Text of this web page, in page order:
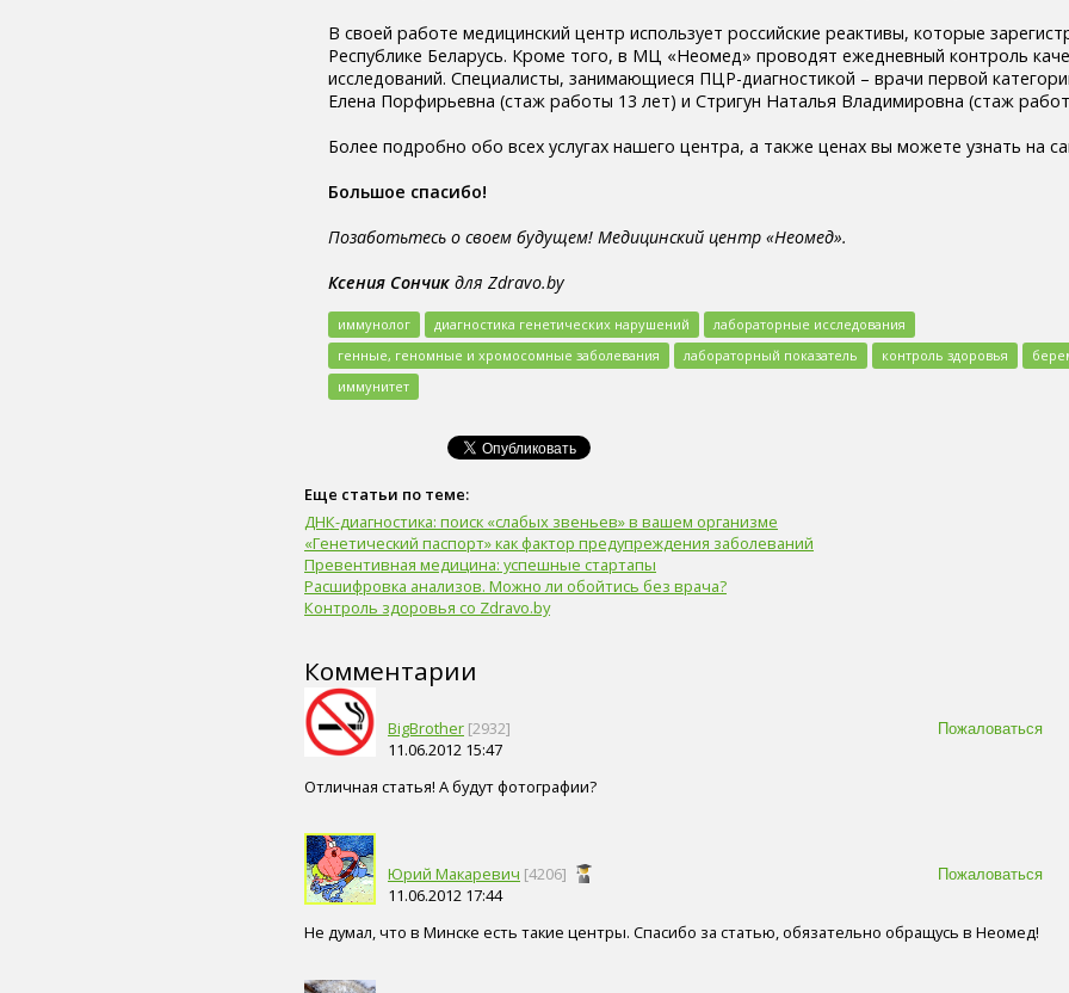
В своей работе медицинский центр использует российские реактивы, которые
Республике Беларусь. Кроме того, в МЦ «Неомед» проводят ежедневный контроль
исследований. Специалисты, занимающиеся ПЦР-диагностикой – врачи первой
Елена Порфирьевна (стаж работы 13 лет) и Стригун Наталья Владимировна (стаж
Более подробно обо всех услугах нашего центра, а также ценах вы можете узнать на
Большое спасибо!
Позаботьтесь о своем будущем! Медицинский центр «Неомед».
Ксения Сончик для Zdravo.by
иммунолог диагностика генетических нарушений
лабораторные исследования
генные, геномные и хромосомные заболевания
лабораторный показатель контроль здоровья
иммунитет
Еще статьи по теме:
ДНК-диагностика: поиск «слабых звеньев» в вашем организме
«Генетический паспорт» как фактор предупреждения заболеваний
Превентивная медицина: успешные стартапы
Расшифровка анализов. Можно ли обойтись без врача?
Контроль здоровья со Zdravo.by
Комментарии
BigBrother [2932]
11.06.2012 15:47
Отличная статья! А будут фотографии?
Юрий Макаревич [4206]
11.06.2012 17:44
Не думал, что в Минске есть такие центры. Спасибо за статью, обязательно обращусь в Неомед!